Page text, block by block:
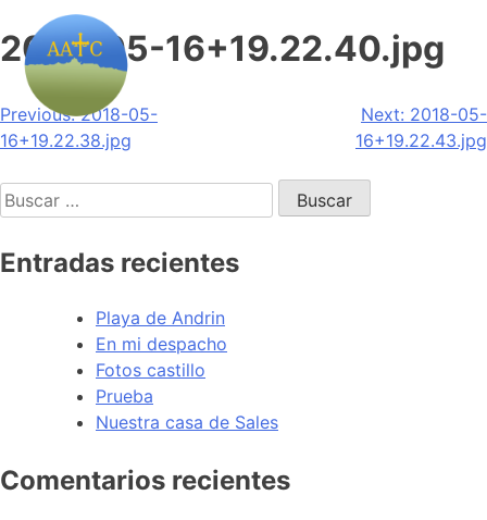
2018-05-16+19.22.40.jpg
Navegación
de
entradas
Previous: 2018-05-
16+19.22.38.jpg
Next: 2018-05-
16+19.22.43.jpg
Buscar:
Entradas recientes
Playa de Andrin
En mi despacho
Fotos castillo
Prueba
Nuestra casa de Sales
Comentarios recientes